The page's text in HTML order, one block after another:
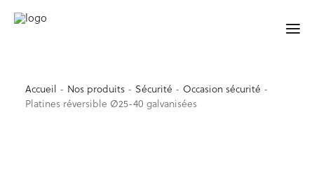
ACCUEIL
Accueil - Nos produits - Sécurité - Occasion sécurité -
Platines réversible Ø25-40 galvanisées